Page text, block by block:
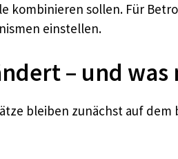
kombinieren sollen. Für
einstellen.
– und
bleiben zunächst auf dem